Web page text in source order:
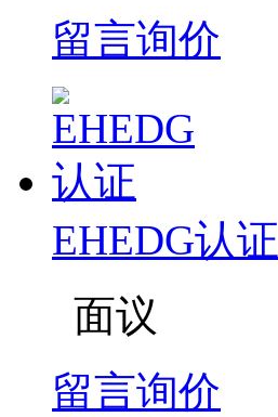
留言询价
EHEDG认证
面议
留言询价